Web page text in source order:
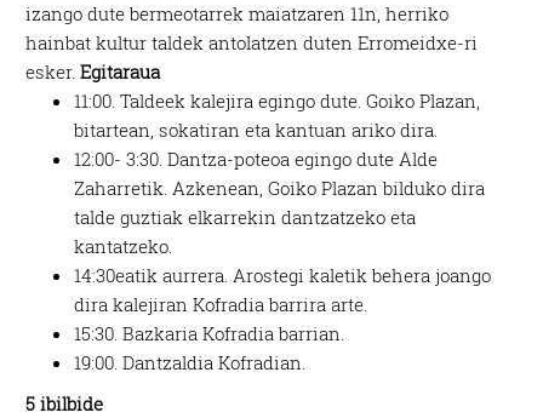
izango dute bermeotarrek maiatzaren 11n, herriko
hainbat kultur taldek antolatzen duten Erromeidxe-ri
esker.Egitaraua
11:00. Taldeek kalejira egingo dute. Goiko Plazan,
bitartean, sokatiran eta kantuan ariko dira.
12:00- 3:30. Dantza-poteoa egingo dute Alde
Zaharretik. Azkenean, Goiko Plazan bilduko dira
talde guztiak elkarrekin dantzatzeko eta
kantatzeko.
14:30eatik aurrera. Arostegi kaletik behera joango
dira kalejiran Kofradia barrira arte.
15:30. Bazkaria Kofradia barrian.
19:00. Dantzaldia Kofradian.
5 ibilbide